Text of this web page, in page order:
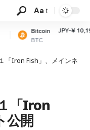
Aa
JPY-¥ 10,192,622.55
「Iron Fish」、メインネ
「Iron
公開